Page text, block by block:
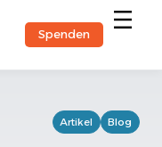
Spenden
Blog
Artikel